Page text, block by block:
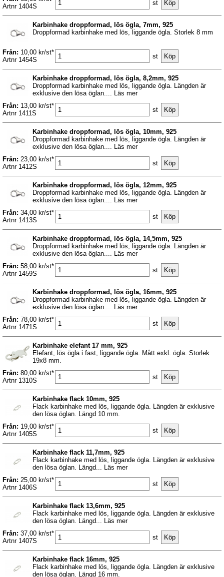
Artnr 1404S
st
Karbinhake droppformad, lös ögla, 7mm, 925
Droppformad karbinhake med lös, liggande ögla. Storlek 8 mm
Från: 10,00 kr/st*
Artnr 1454S
st
Karbinhake droppformad, lös ögla, 8,2mm, 925
Droppformad karbinhake med lös, liggande ögla. Längden är
exklusive den lösa öglan.... Läs mer
Från: 13,00 kr/st*
Artnr 1411S
st
Karbinhake droppformad, lös ögla, 10mm, 925
Droppformad karbinhake med lös, liggande ögla. Längden är
exklusive den lösa öglan.... Läs mer
Från: 23,00 kr/st*
Artnr 1412S
st
Karbinhake droppformad, lös ögla, 12mm, 925
Droppformad karbinhake med lös, liggande ögla. Längden är
exklusive den lösa öglan.... Läs mer
Från: 34,00 kr/st*
Artnr 1413S
st
Karbinhake droppformad, lös ögla, 14,5mm, 925
Droppformad karbinhake med lös, liggande ögla. Längden är
exklusive den lösa öglan.... Läs mer
Från: 58,00 kr/st*
Artnr 1459S
st
Karbinhake droppformad, lös ögla, 16mm, 925
Droppformad karbinhake med lös, liggande ögla. Längden är
exklusive den lösa öglan.... Läs mer
Från: 78,00 kr/st*
Artnr 1471S
st
Karbinhake elefant 17 mm, 925
Elefant, lös ögla i fast, liggande ögla. Mått exkl. ögla. Storlek
19x8 mm.
Från: 80,00 kr/st*
Artnr 1310S
st
Karbinhake flack 10mm, 925
Flack karbinhake med lös, liggande ögla. Längden är exklusive
den lösa öglan. Längd 10 mm.
Från: 19,00 kr/st*
Artnr 1405S
st
Karbinhake flack 11,7mm, 925
Flack karbinhake med lös, liggande ögla. Längden är exklusive
den lösa öglan. Längd... Läs mer
Från: 25,00 kr/st*
Artnr 1406S
st
Karbinhake flack 13,6mm, 925
Flack karbinhake med lös, liggande ögla. Längden är exklusive
den lösa öglan. Längd... Läs mer
Från: 37,00 kr/st*
Artnr 1407S
st
Karbinhake flack 16mm, 925
Flack karbinhake med lös, liggande ögla. Längden är exklusive
den lösa öglan. Längd 16 mm.